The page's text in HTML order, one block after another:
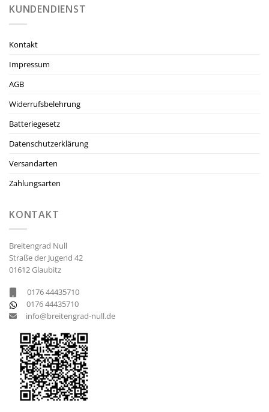
KUNDENDIENST
Kontakt
Impressum
AGB
Widerrufsbelehrung
Batteriegesetz
Datenschutzerklärung
Versandarten
Zahlungsarten
KONTAKT
Breitengrad Null
Straße der Jugend 42
01612 Glaubitz
0176 44435710
0176 44435710
info@breitengrad-null.de